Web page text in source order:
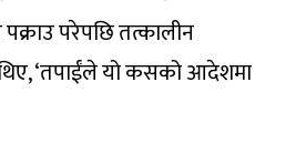
परेपछि तत्कालीन
‘तपाईंले यो कसको आदेशमा